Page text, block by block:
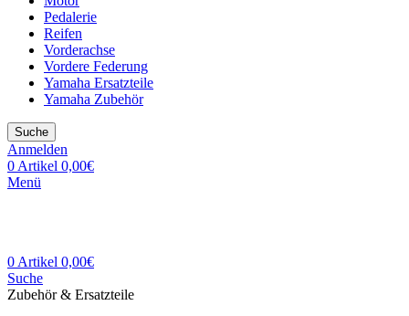
Pedalerie
Reifen
Vorderachse
Vordere Federung
Yamaha Ersatzteile
Yamaha Zubehör
Suche
Anmelden
0 Artikel 0,00€
Menü
0 Artikel 0,00€
Suche
Zubehör & Ersatzteile